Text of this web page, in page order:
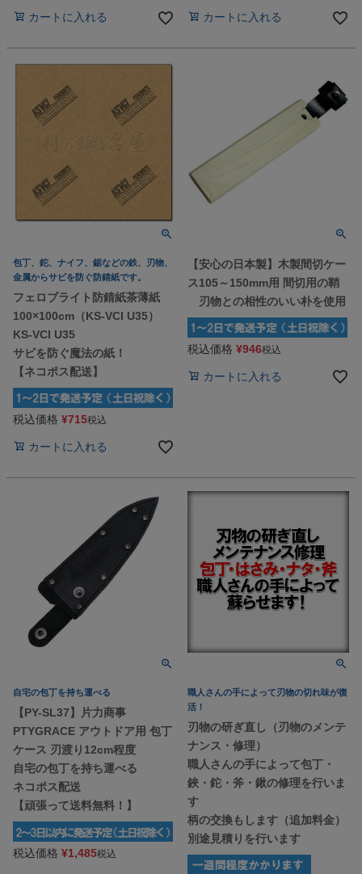
カートに入れる カートに入れる
包丁、鉈、ナイフ、鋸などの鉄、刃物、
金属からサビを防ぐ防錆紙です。
フェロブライト防錆紙茶薄紙
100×100cm（KS-VCI U35）
KS-VCI U35
サビを防ぐ魔法の紙！
【ネコポス配送】
税込価格 ¥715税込
カートに入れる
【安心の日本製】木製間切ケー
ス105～150mm用 間切用の鞘
刃物との相性のいい朴を使用
税込価格 ¥946税込
カートに入れる
自宅の包丁を持ち運べる
【PY-SL37】片力商事
PTYGRACE アウトドア用 包丁
ケース 刃渡り12cm程度
自宅の包丁を持ち運べる
ネコポス配送
【頑張って送料無料！】
税込価格 ¥1,485税込
職人さんの手によって刃物の切れ味が復
活！
刃物の研ぎ直し（刃物のメンテ
ナンス・修理）
職人さんの手によって包丁・
鋏・鉈・斧・鍬の修理を行いま
す
柄の交換もします（追加料金）
別途見積りを行います